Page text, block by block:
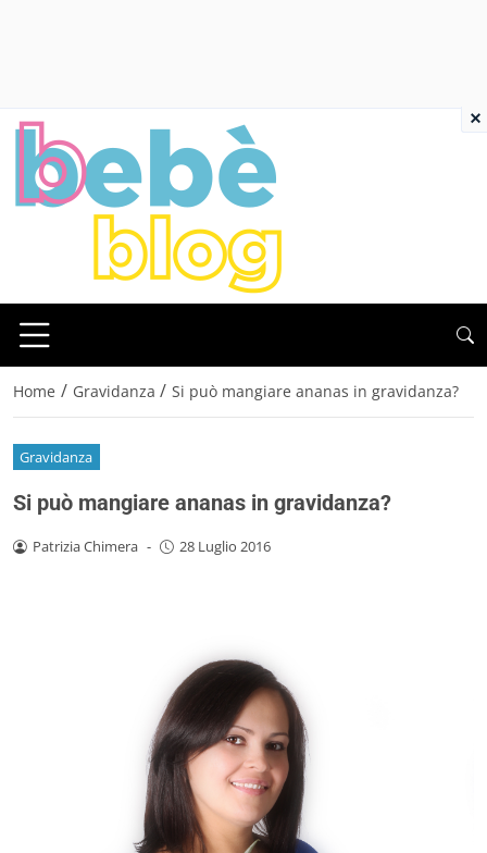
Home / Gravidanza / Si può mangiare ananas in gravidanza?
Gravidanza
Si può mangiare ananas in gravidanza?
Patrizia Chimera - 28 Luglio 2016
×